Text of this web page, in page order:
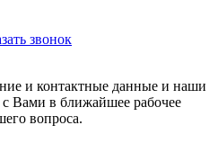
звонок
и контактные данные и наши
Вами в ближайшее рабочее
вопроса.